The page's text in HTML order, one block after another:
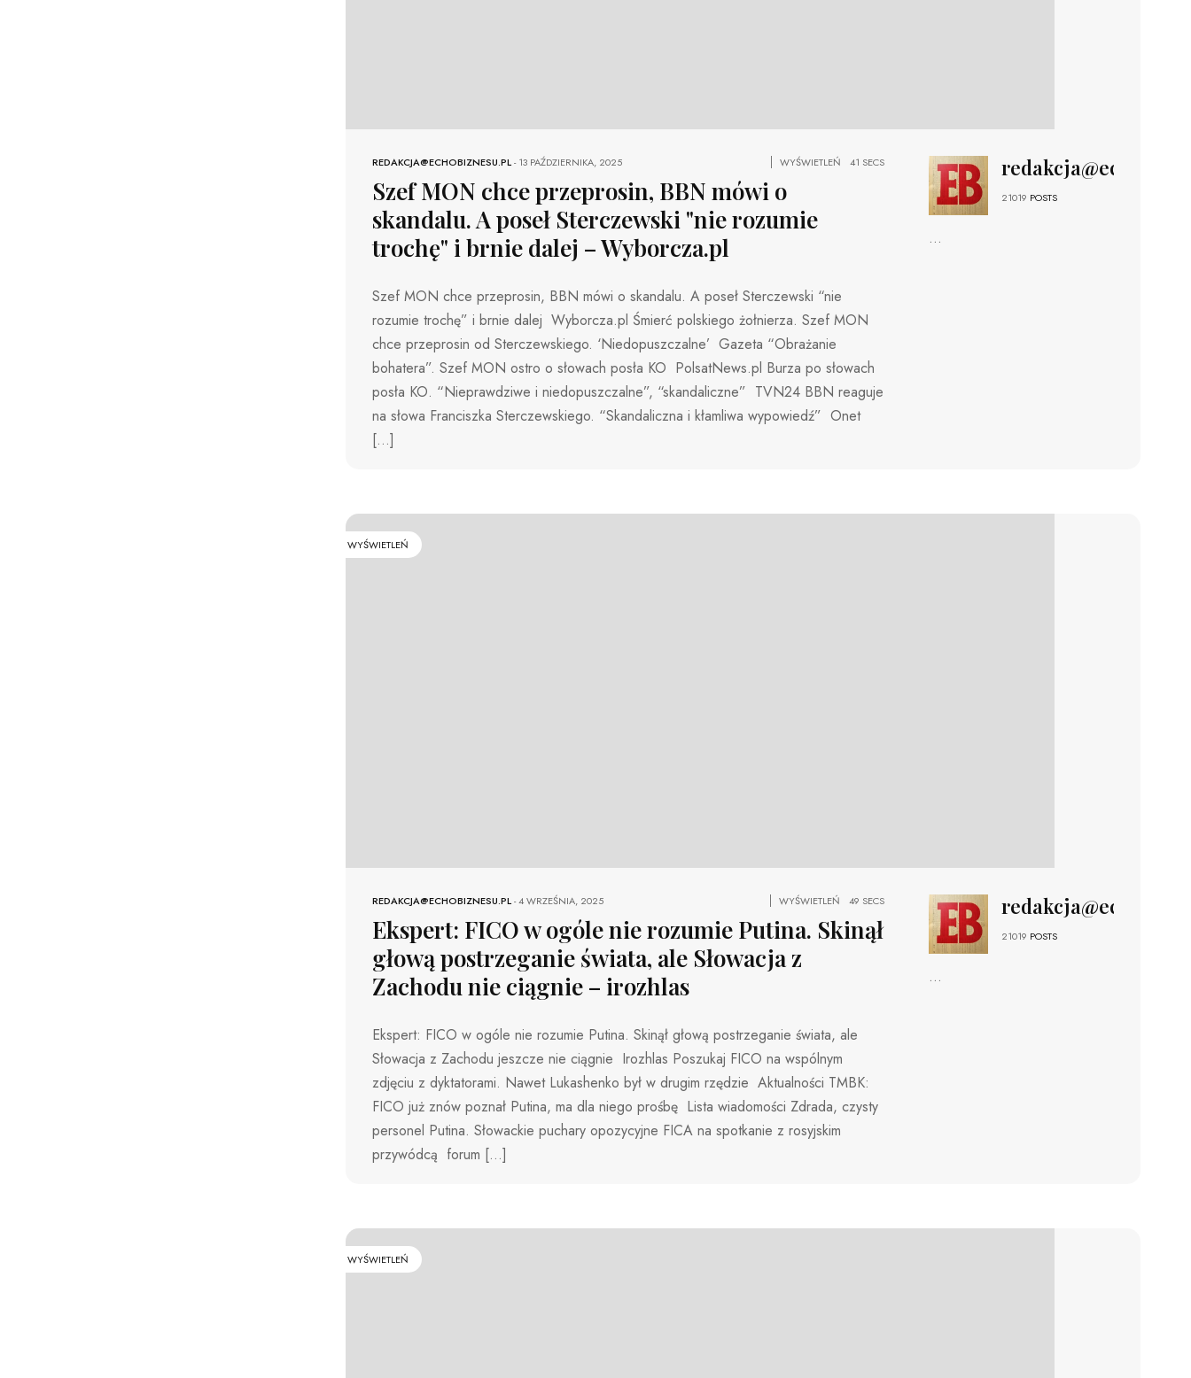
REDAKCJA@ECHOBIZNESU.PL -13 PAŹDZIERNIKA, 2025 WYŚWIETLEŃ 41 SECS
Szef MON chce przeprosin, BBN mówi o
skandalu. A poseł Sterczewski "nie rozumie
trochę" i brnie dalej – Wyborcza.pl
Szef MON chce przeprosin, BBN mówi o skandalu. A poseł Sterczewski “nie
rozumie trochę” i brnie dalej Wyborcza.pl Śmierć polskiego żołnierza. Szef MON
chce przeprosin od Sterczewskiego. ‘Niedopuszczalne’ Gazeta “Obrażanie
bohatera”. Szef MON ostro o słowach posła KO PolsatNews.pl Burza po słowach
posła KO. “Nieprawdziwe i niedopuszczalne”, “skandaliczne” TVN24 BBN reaguje
na słowa Franciszka Sterczewskiego. “Skandaliczna i kłamliwa wypowiedź” Onet
[…]
21019 POSTS
...
WYŚWIETLEŃ
REDAKCJA@ECHOBIZNESU.PL -4 WRZEŚNIA, 2025 WYŚWIETLEŃ 49 SECS
Ekspert: FICO w ogóle nie rozumie Putina. Skinął
głową postrzeganie świata, ale Słowacja z
Zachodu nie ciągnie – irozhlas
Ekspert: FICO w ogóle nie rozumie Putina. Skinął głową postrzeganie świata, ale
Słowacja z Zachodu jeszcze nie ciągnie Irozhlas Poszukaj FICO na wspólnym
zdjęciu z dyktatorami. Nawet Lukashenko był w drugim rzędzie Aktualności TMBK:
FICO już znów poznał Putina, ma dla niego prośbę Lista wiadomości Zdrada, czysty
personel Putina. Słowackie puchary opozycyjne FICA na spotkanie z rosyjskim
przywódcą forum […]
21019 POSTS
...
WYŚWIETLEŃ